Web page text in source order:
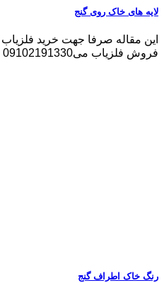
لایه های خاک روی گنج
این مقاله صرفا جهت خرید
فروش فلزیاب می09102191330
رنگ خاک اطراف گنج